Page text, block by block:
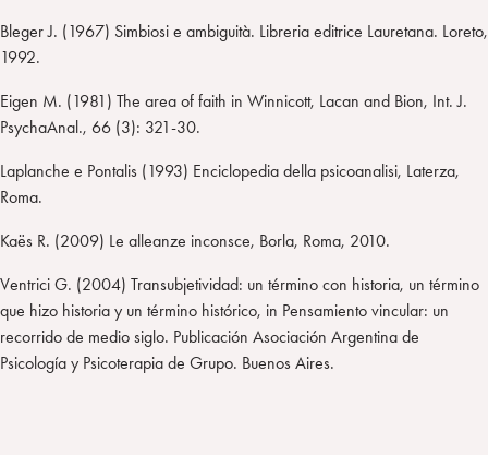
Bleger J. (1967) Simbiosi e ambiguità. Libreria editrice Lauretana. Loreto,
1992.
Eigen M. (1981) The area of faith in Winnicott, Lacan and Bion, Int. J.
PsychaAnal., 66 (3): 321-30.
Laplanche e Pontalis (1993) Enciclopedia della psicoanalisi, Laterza,
Roma.
Kaës R. (2009) Le alleanze inconsce, Borla, Roma, 2010.
Ventrici G. (2004) Transubjetividad: un término con historia, un término
que hizo historia y un término histórico, in Pensamiento vincular: un
recorrido de medio siglo. Publicación Asociación Argentina de
Psicología y Psicoterapia de Grupo. Buenos Aires.